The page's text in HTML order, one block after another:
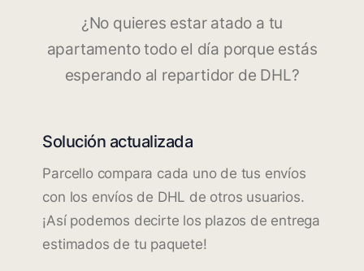
¿No quieres estar atado a tu
apartamento todo el día porque estás
esperando al repartidor de DHL?
Solución actualizada
Parcello compara cada uno de tus envíos
con los envíos de DHL de otros usuarios.
¡Así podemos decirte los plazos de entrega
estimados de tu paquete!